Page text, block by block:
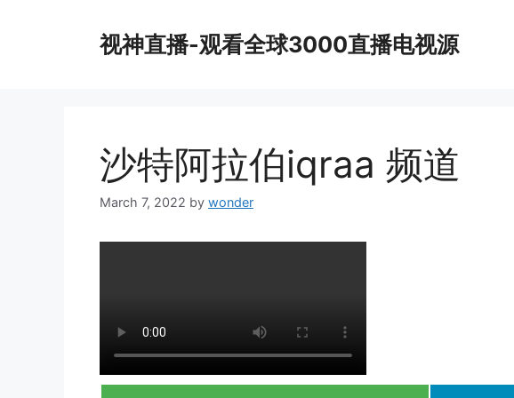
视神直播-观看全球3000直播电视源
沙特阿拉伯iqraa 频道
March 7, 2022 by wonder